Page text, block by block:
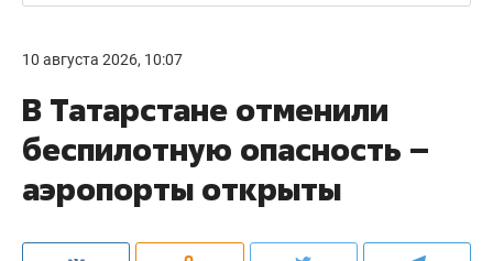
10 августа 2026, 10:07
В Татарстане отменили
беспилотную опасность –
аэропорты открыты